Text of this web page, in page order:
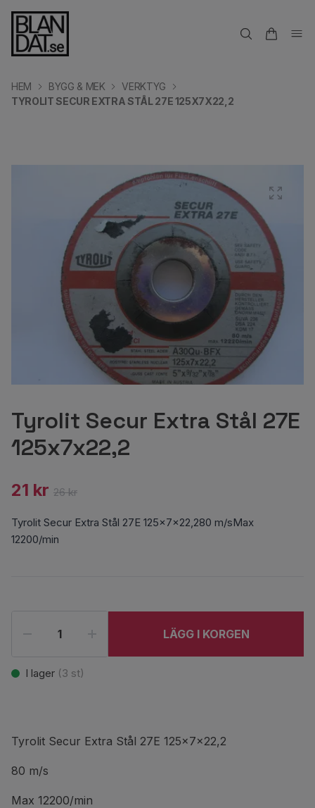
HEM BYGG & MEK
VERKTYG
TYROLIT SECUR EXTRA STÅL 27E 125X7X22,2
Tyrolit Secur Extra Stål 27E
125x7x22,2
21 kr 26 kr
Tyrolit Secur Extra Stål 27E 125x7x22,280 m/sMax
12200/min
LÄGG I KORGEN
I lager (3 st)
Tyrolit Secur Extra Stål 27E 125x7x22,2
80 m/s
Max 12200/min